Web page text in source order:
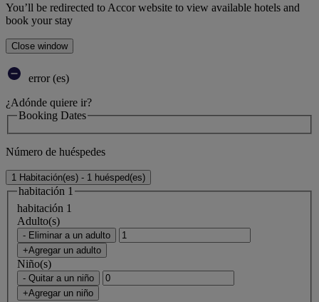
You’ll be redirected to Accor website to view available hotels and
book your stay
Close window
error (es)
¿Adónde quiere ir?
Booking Dates
Número de huéspedes
1 Habitación(es) - 1 huésped(es)
habitación 1
habitación 1
Adulto(s)
- Eliminar a un adulto
+Agregar un adulto
Niño(s)
- Quitar a un niño
+Agregar un niño